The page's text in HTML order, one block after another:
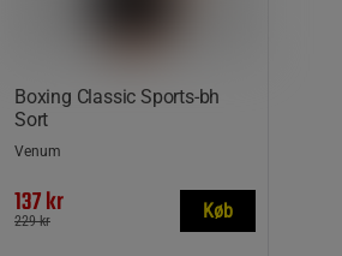
Boxing Classic Sports-bh
Sort
Venum
137 kr
229 kr Køb